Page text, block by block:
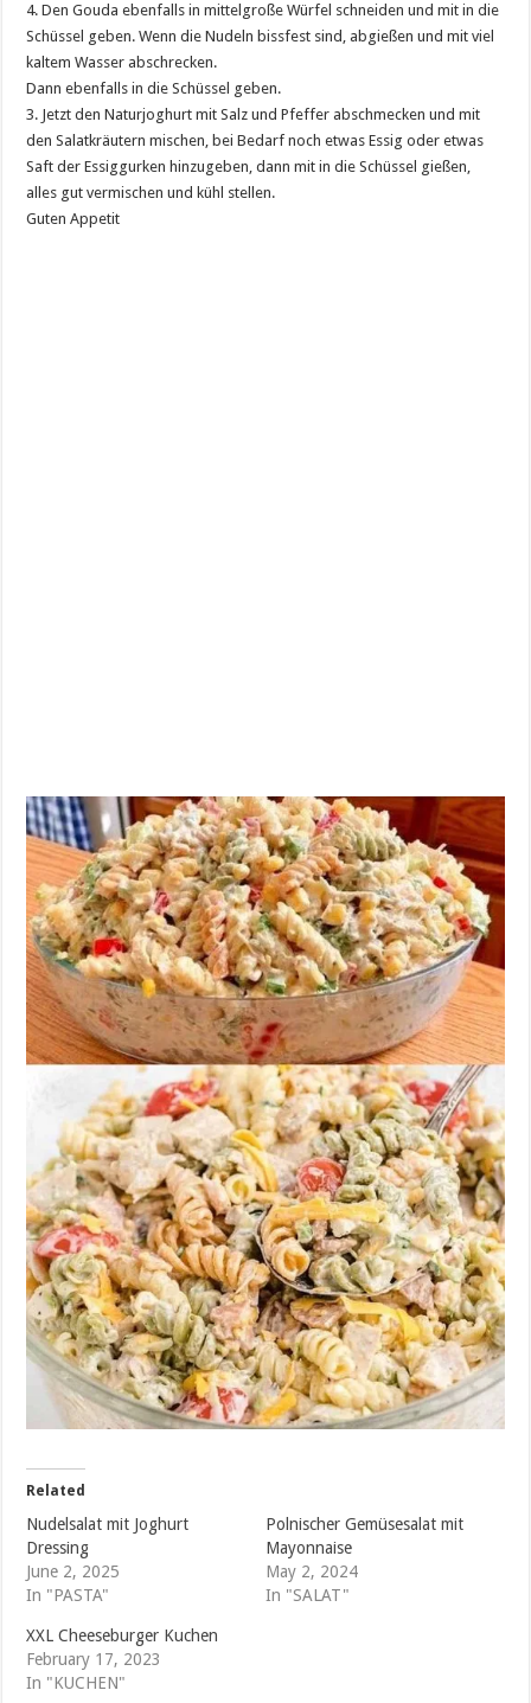
4. Den Gouda ebenfalls in mittelgroße Würfel schneiden und mit in die
Schüssel geben. Wenn die Nudeln bissfest sind, abgießen und mit viel
kaltem Wasser abschrecken.
Dann ebenfalls in die Schüssel geben.
3. Jetzt den Naturjoghurt mit Salz und Pfeffer abschmecken und mit
den Salatkräutern mischen, bei Bedarf noch etwas Essig oder etwas
Saft der Essiggurken hinzugeben, dann mit in die Schüssel gießen,
alles gut vermischen und kühl stellen.
Guten Appetit
Related
Nudelsalat mit Joghurt
Dressing
June 2, 2025
In "PASTA"
Polnischer Gemüsesalat mit
Mayonnaise
May 2, 2024
In "SALAT"
XXL Cheeseburger Kuchen
February 17, 2023
In "KUCHEN"